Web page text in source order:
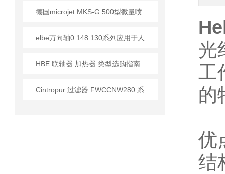
HBE 联轴器 加热器 类型选购指南
光
工
的
优
结